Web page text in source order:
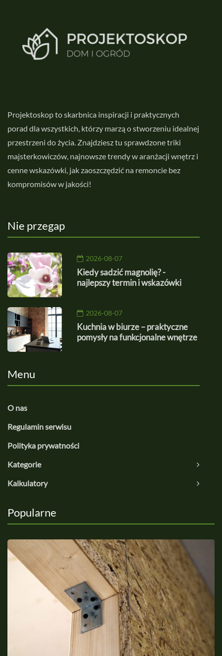
Projektoskop to skarbnica inspiracji i praktycznych
porad dla wszystkich, którzy marzą o stworzeniu idealnej
przestrzeni do życia. Znajdziesz tu sprawdzone triki
majsterkowiczów, najnowsze trendy w aranżacji wnętrz i
cenne wskazówki, jak zaoszczędzić na remoncie bez
kompromisów w jakości!
Nie przegap
2026-08-07
Kiedy sadzić magnolię? -
najlepszy termin i wskazówki
2026-08-07
Kuchnia w biurze – praktyczne
pomysły na funkcjonalne wnętrze
Menu
O nas
Regulamin serwisu
Polityka prywatności
Kategorie
Kalkulatory
Popularne